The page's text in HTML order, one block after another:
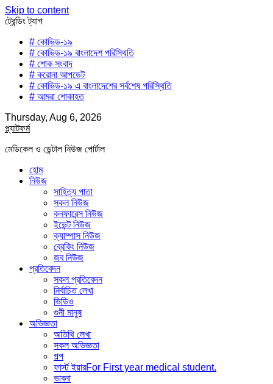
Skip to content
ট্রেন্ডিং ট্যাগ
# কোভিড-১৯
# কোভিড-১৯ বাংলাদেশ পরিস্থিতি
# শোক সংবাদ
# করোনা আপডেট
# কোভিড-১৯ এ বাংলাদেশের সর্বশেষ পরিস্থিতি
# আমরা শোকাহত
Thursday, Aug 6, 2026
প্ল্যাটফর্ম
মেডিকেল ও ডেন্টাল নিউজ পোর্টাল
হোম
নিউজ
সাহিত্য পাতা
সকল নিউজ
কনফারেন্স নিউজ
ইভেন্ট নিউজ
ক্যাম্পাস নিউজ
ব্রেকিং নিউজ
জব নিউজ
প্রতিবেদন
সকল প্রতিবেদন
নির্বাচিত লেখা
ভিডিও
গুনী মানুষ
অভিজ্ঞতা
অতিথি লেখা
সকল অভিজ্ঞতা
গল্প
ফার্স্ট ইয়ারFor First year medical student.
ভাবনা